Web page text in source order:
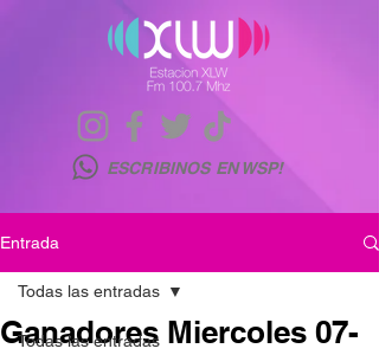
ESCRIBINOS EN WSP!
Entrada
Todas las entradas
Todas las entradas
Ganadores Miercoles 07-